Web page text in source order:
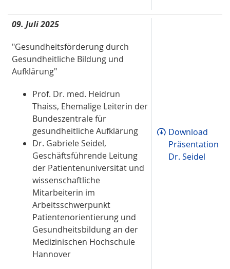
09. Juli 2025
"Gesundheitsförderung durch
Gesundheitliche Bildung und
Aufklärung"
Prof. Dr. med. Heidrun
Thaiss, Ehemalige Leiterin der
Bundeszentrale für
gesundheitliche Aufklärung
Dr. Gabriele Seidel,
Geschäftsführende Leitung
der Patientenuniversität und
wissenschaftliche
Mitarbeiterin im
Arbeitsschwerpunkt
Patientenorientierung und
Gesundheitsbildung an der
Medizinischen Hochschule
Hannover
Download
Präsentation
Dr. Seidel